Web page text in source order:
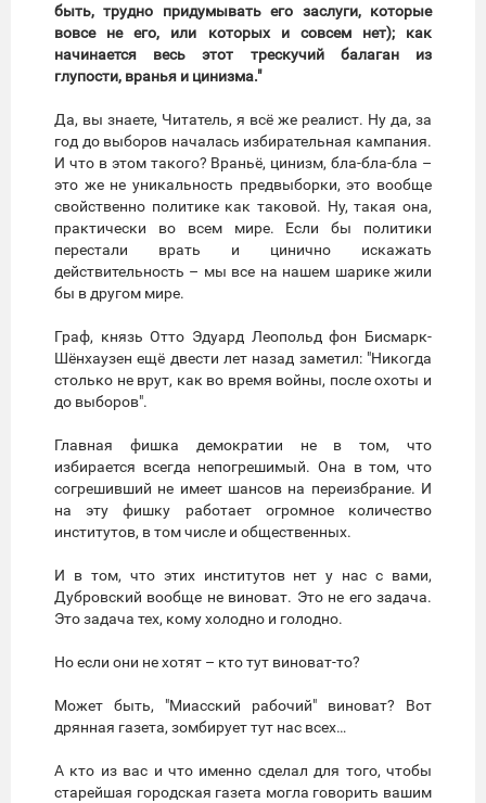
быть, трудно придумывать его заслуги, которые
вовсе не его, или которых и совсем нет); как
начинается весь этот трескучий балаган из
глупости, вранья и цинизма."
Да, вы знаете, Читатель, я всё же реалист. Ну да, за
год до выборов началась избирательная кампания.
И что в этом такого? Враньё, цинизм, бла-бла-бла –
это же не уникальность предвыборки, это вообще
свойственно политике как таковой. Ну, такая она,
практически во всем мире. Если бы политики
перестали врать и цинично искажать
действительность – мы все на нашем шарике жили
бы в другом мире.
Граф, князь Отто Эдуард Леопольд фон Бисмарк-
Шёнхаузен ещё двести лет назад заметил: "Никогда
столько не врут, как во время войны, после охоты и
до выборов".
Главная фишка демократии не в том, что
избирается всегда непогрешимый. Она в том, что
согрешивший не имеет шансов на переизбрание. И
на эту фишку работает огромное количество
институтов, в том числе и общественных.
И в том, что этих институтов нет у нас с вами,
Дубровский вообще не виноват. Это не его задача.
Это задача тех, кому холодно и голодно.
Но если они не хотят – кто тут виноват-то?
Может быть, "Миасский рабочий" виноват? Вот
дрянная газета, зомбирует тут нас всех…
А кто из вас и что именно сделал для того, чтобы
старейшая городская газета могла говорить вашим